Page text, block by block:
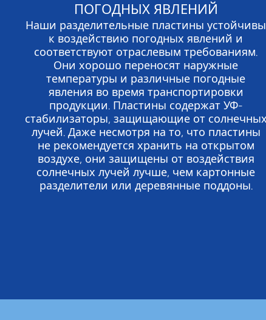
ПОГОДНЫХ ЯВЛЕНИЙ
Наши разделительные пластины устойчивы
к воздействию погодных явлений и
соответствуют отраслевым требованиям.
Они хорошо переносят наружные
температуры и различные погодные
явления во время транспортировки
продукции. Пластины содержат УФ-
стабилизаторы, защищающие от солнечных
лучей. Даже несмотря на то, что пластины
не рекомендуется хранить на открытом
воздухе, они защищены от воздействия
солнечных лучей лучше, чем картонные
разделители или деревянные поддоны.